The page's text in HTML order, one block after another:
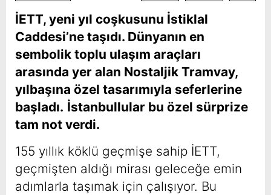
İETT, yeni yıl coşkusunu İstiklal
Caddesi’ne taşıdı. Dünyanın en
sembolik toplu ulaşım araçları
arasında yer alan Nostaljik Tramvay,
yılbaşına özel tasarımıyla seferlerine
başladı. İstanbullular bu özel sürprize
tam not verdi.
155 yıllık köklü geçmişe sahip İETT,
geçmişten aldığı mirası geleceğe emin
adımlarla taşımak için çalışıyor. Bu